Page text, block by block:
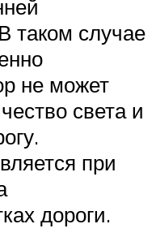
таком случае
не может
света и
при
дороги.